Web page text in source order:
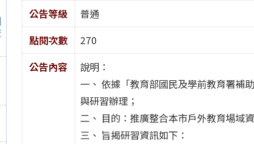
公告等級
普通
點閱次數
270
公告內容
說明：
一、 依據「教育部國民及學前教育署補
與研習辦理；
二、 目的：推廣整合本市戶外教育場域
三、 旨揭研習資訊如下：